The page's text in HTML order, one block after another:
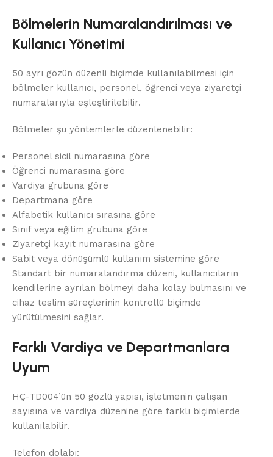
Bölmelerin Numaralandırılması ve
Kullanıcı Yönetimi
50 ayrı gözün düzenli biçimde kullanılabilmesi için
bölmeler kullanıcı, personel, öğrenci veya ziyaretçi
numaralarıyla eşleştirilebilir.
Bölmeler şu yöntemlerle düzenlenebilir:
Personel sicil numarasına göre
Öğrenci numarasına göre
Vardiya grubuna göre
Departmana göre
Alfabetik kullanıcı sırasına göre
Sınıf veya eğitim grubuna göre
Ziyaretçi kayıt numarasına göre
Sabit veya dönüşümlü kullanım sistemine göre
Standart bir numaralandırma düzeni, kullanıcıların
kendilerine ayrılan bölmeyi daha kolay bulmasını ve
cihaz teslim süreçlerinin kontrollü biçimde
yürütülmesini sağlar.
Farklı Vardiya ve Departmanlara
Uyum
HÇ-TD004’ün 50 gözlü yapısı, işletmenin çalışan
sayısına ve vardiya düzenine göre farklı biçimlerde
kullanılabilir.
Telefon dolabı: